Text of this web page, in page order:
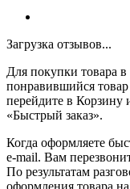
Загрузка отзывов...
Для покупки товара
понравившийся товар
перейдите в Корзину
«Быстрый заказ».
Когда оформляете
e-mail. Вам
По результатам
оформления товара